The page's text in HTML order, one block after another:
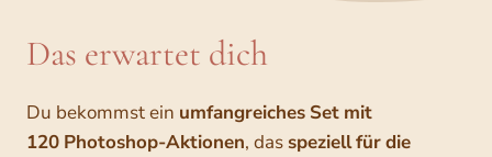
Das erwartet dich
Du bekommst ein umfangreiches Set mit
120 Photoshop-Aktionen, das speziellfürdie